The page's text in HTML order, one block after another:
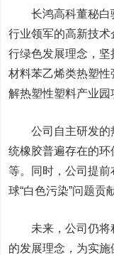
长鸿高科董秘白
行业领军的高新技
行绿色发展理念，
材料苯乙烯类热塑
解热塑性塑料产业园
公司自主研发的
统橡胶普遍存在的
等。同时，公司提
球“白色污染”问题贡
未来，公司仍将
的发展理念，为实